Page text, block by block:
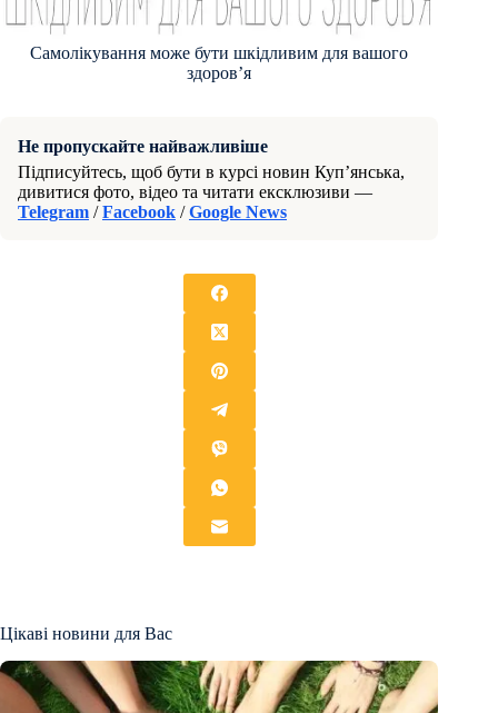
Самолікування може бути шкідливим для вашого
здоров’я
Не пропускайте найважливіше
Підписуйтесь, щоб бути в курсі новин Куп’янська,
дивитися фото, відео та читати ексклюзиви —
Telegram /Facebook /Google News
Цікаві новини для Вас